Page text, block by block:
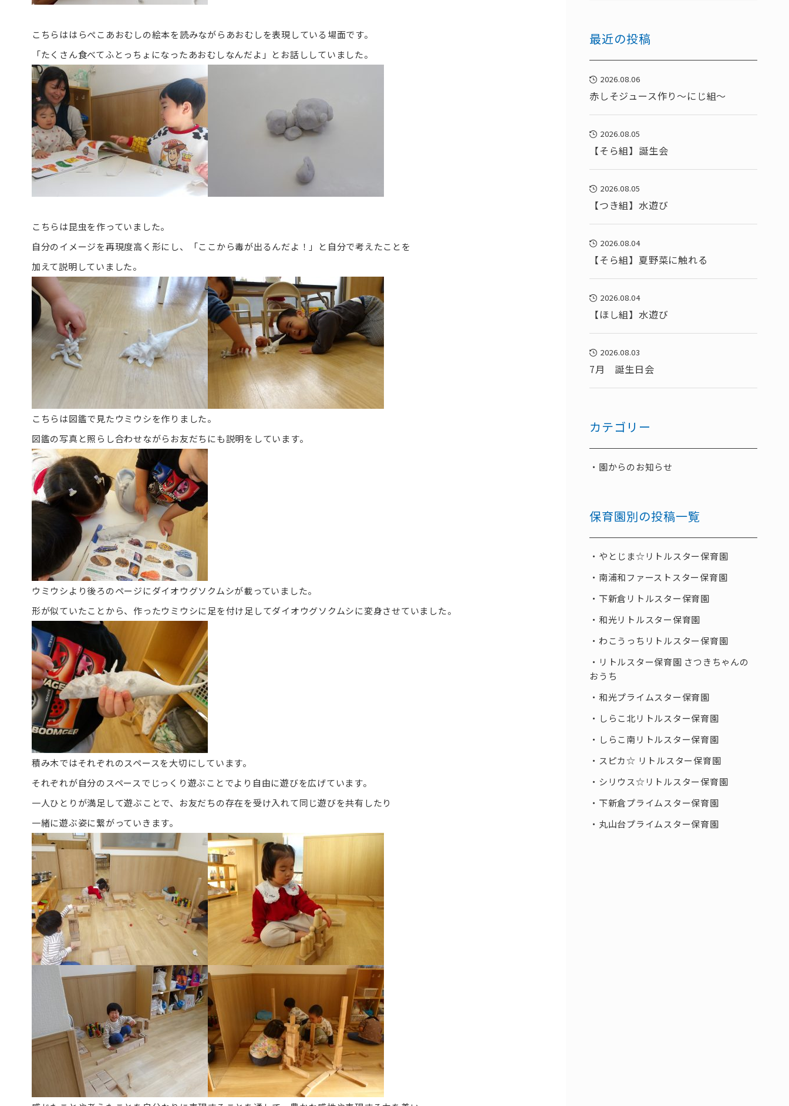
こちらははらぺこあおむしの絵本を読みながらあおむしを表現している場面です。
「たくさん食べてふとっちょになったあおむしなんだよ」とお話ししていました。
こちらは昆虫を作っていました。
自分のイメージを再現度高く形にし、「ここから毒が出るんだよ！」と自分で考えたことを
加えて説明していました。
こちらは図鑑で見たウミウシを作りました。
図鑑の写真と照らし合わせながらお友だちにも説明をしています。
ウミウシより後ろのページにダイオウグソクムシが載っていました。
形が似ていたことから、作ったウミウシに足を付け足してダイオウグソクムシに変身させていました。
積み木ではそれぞれのスペースを大切にしています。
それぞれが自分のスペースでじっくり遊ぶことでより自由に遊びを広げています。
一人ひとりが満足して遊ぶことで、お友だちの存在を受け入れて同じ遊びを共有したり
一緒に遊ぶ姿に繋がっていきます。
最近の投稿
2026.08.06
赤しそジュース作り～にじ組～
2026.08.05
【そら組】誕生会
2026.08.05
【つき組】水遊び
2026.08.04
【そら組】夏野菜に触れる
2026.08.04
【ほし組】水遊び
2026.08.03
7月 誕生日会
カテゴリー
園からのお知らせ
保育園別の投稿一覧
やとじま☆リトルスター保育園
南浦和ファーストスター保育園
下新倉リトルスター保育園
和光リトルスター保育園
わこうっちリトルスター保育園
リトルスター保育園 さつきちゃんの
おうち
和光プライムスター保育園
しらこ北リトルスター保育園
しらこ南リトルスター保育園
スピカ☆ リトルスター保育園
シリウス☆リトルスター保育園
下新倉プライムスター保育園
丸山台プライムスター保育園